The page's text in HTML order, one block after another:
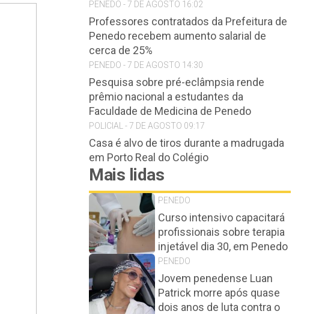
PENEDO - 7 DE AGOSTO 16:02
Professores contratados da Prefeitura de
Penedo recebem aumento salarial de
cerca de 25%
PENEDO - 7 DE AGOSTO 14:30
Pesquisa sobre pré-eclâmpsia rende
prêmio nacional a estudantes da
Faculdade de Medicina de Penedo
POLICIAL - 7 DE AGOSTO 09:17
Casa é alvo de tiros durante a madrugada
em Porto Real do Colégio
Mais lidas
PENEDO
Curso intensivo capacitará
profissionais sobre terapia
injetável dia 30, em Penedo
PENEDO
Jovem penedense Luan
Patrick morre após quase
dois anos de luta contra o